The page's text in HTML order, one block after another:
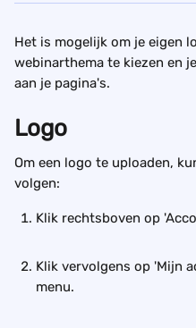
Het is mogelijk om je eigen
webinarthema te kiezen en
aan je pagina's.
Logo
Om een logo te uploaden,
volgen:
Klik rechtsboven op
Klik vervolgens op 'Mijn
menu.